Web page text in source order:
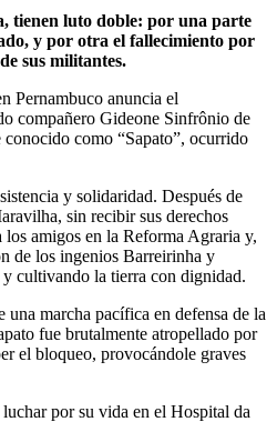
tienen luto doble: por una parte
y por otra el fallecimiento por
sus militantes.
Pernambuco anuncia el
compañero Gideone Sinfrônio de
como “Sapato”, ocurrido
y solidaridad. Después de
sin recibir sus derechos
los amigos en la Reforma Agraria y,
de los ingenios Barreirinha y
cultivando la tierra con dignidad.
marcha pacífica en defensa de la
fue brutalmente atropellado por
el bloqueo, provocándole graves
por su vida en el Hospital da